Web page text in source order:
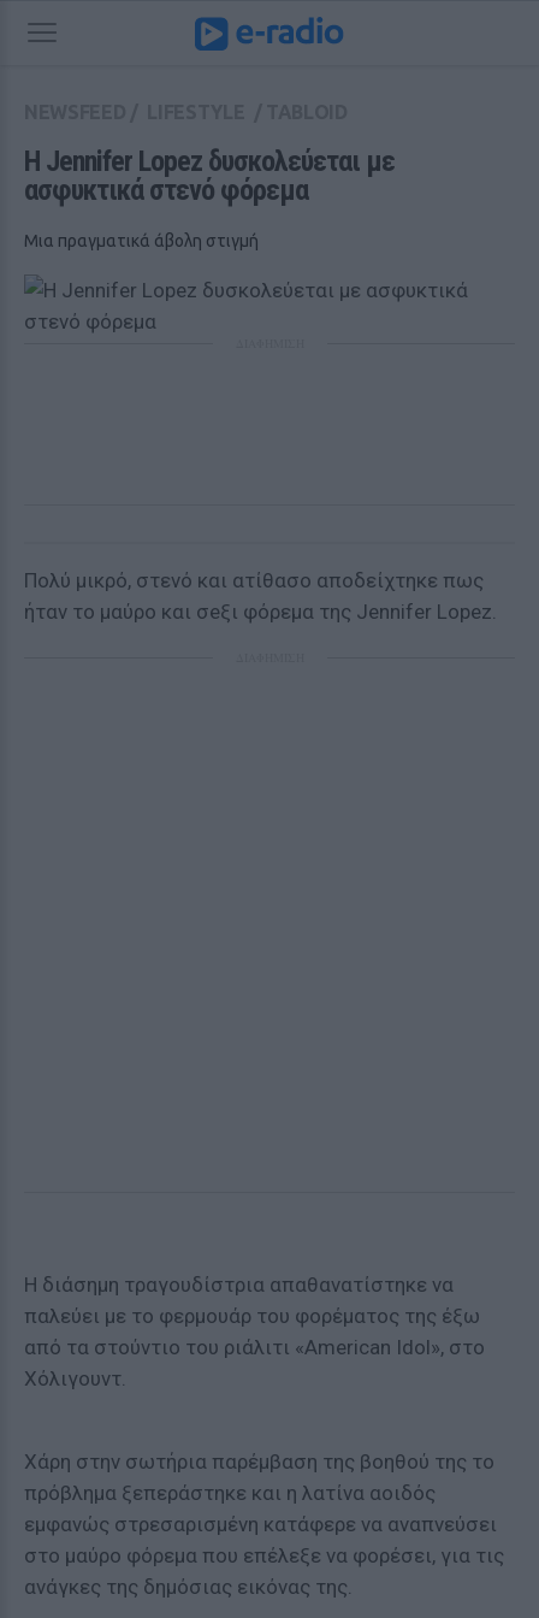
Η Jennifer Lopez δυσκολεύεται με
ασφυκτικά στενό φόρεμα
Μια πραγματικά άβολη στιγμή
Πολύ μικρό, στενό και ατίθασο αποδείχτηκε πως
ήταν το μαύρο και σeξι φόρεμα της Jennifer Lopez.
Η διάσημη τραγουδίστρια απαθανατίστηκε να
παλεύει με το φερμουάρ του φορέματος της έξω
από τα στούντιο του ριάλιτι «American Idol», στο
Χόλιγουντ.
Χάρη στην σωτήρια παρέμβαση της βοηθού της το
πρόβλημα ξεπεράστηκε και η λατίνα αοιδός
εμφανώς στρεσαρισμένη κατάφερε να αναπνεύσει
στο μαύρο φόρεμα που επέλεξε να φορέσει, για τις
ανάγκες της δημόσιας εικόνας της.